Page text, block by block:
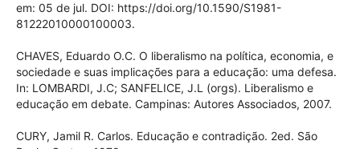
em: 05 de jul. DOI: https://doi.org/10.1590/S1981-
81222010000100003.
CHAVES, Eduardo O.C. O liberalismo na política, economia, e
sociedade e suas implicações para a educação: uma defesa.
In: LOMBARDI, J.C; SANFELICE, J.L (orgs). Liberalismo e
educação em debate. Campinas: Autores Associados, 2007.
CURY, Jamil R. Carlos. Educação e contradição. 2ed. São